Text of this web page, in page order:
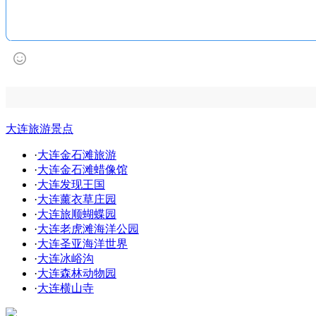
大连旅游景点
·大连金石滩旅游
·大连金石滩蜡像馆
·大连发现王国
·大连薰衣草庄园
·大连旅顺蝴蝶园
·大连老虎滩海洋公园
·大连圣亚海洋世界
·大连冰峪沟
·大连森林动物园
·大连横山寺